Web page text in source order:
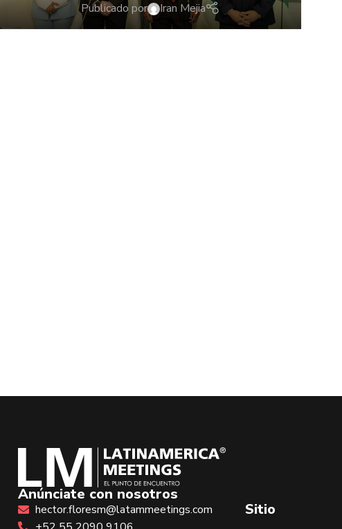
Publicado por Iran Mejia
Anúnciate con nosotros
hector.floresm@latammeetings.com
Sitio